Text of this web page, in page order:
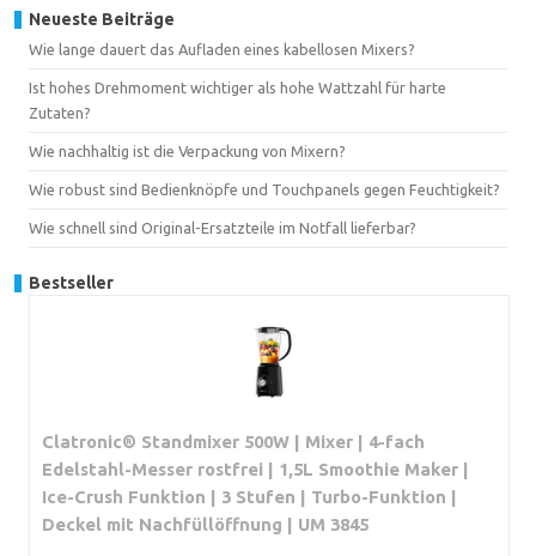
Neueste Beiträge
Wie lange dauert das Aufladen eines kabellosen Mixers?
Ist hohes Drehmoment wichtiger als hohe Wattzahl für harte
Zutaten?
Wie nachhaltig ist die Verpackung von Mixern?
Wie robust sind Bedienknöpfe und Touchpanels gegen Feuchtigkeit?
Wie schnell sind Original-Ersatzteile im Notfall lieferbar?
Bestseller
Clatronic® Standmixer 500W | Mixer | 4-fach
Edelstahl-Messer rostfrei | 1,5L Smoothie Maker |
Ice-Crush Funktion | 3 Stufen | Turbo-Funktion |
Deckel mit Nachfüllöffnung | UM 3845